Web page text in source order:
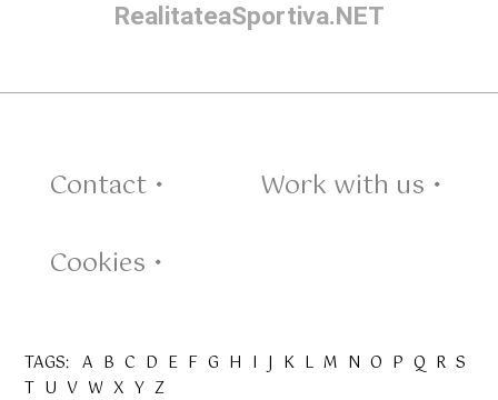
RealitateaSportiva.NET
Contact •
Work with us •
Cookies •
TAGS: A B C D E F G H I J K L M N O P Q R S
T U V W X Y Z